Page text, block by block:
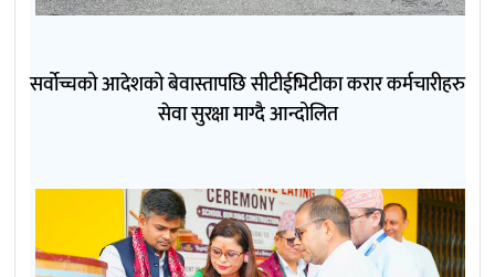
सर्वोच्चको आदेशको बेवास्तापछि सीटीईभिटीका करार कर्मचारीहरु
सेवा सुरक्षा माग्दै आन्दोलित